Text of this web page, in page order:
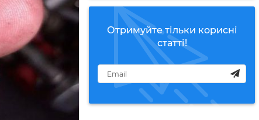
Отримуйте тільки корисні
статті!